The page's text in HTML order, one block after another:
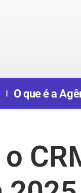
O que é a